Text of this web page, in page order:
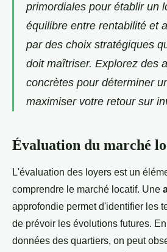
primordiales pour établir un
équilibre entre rentabilité et
par des choix stratégiques
doit maîtriser. Explorez des
concrètes pour déterminer
maximiser votre retour sur
Évaluation du marché
L'évaluation des loyers est un
comprendre le marché locatif. Une
approfondie permet d'identifier les
de prévoir les évolutions futures.
données des quartiers, on peut